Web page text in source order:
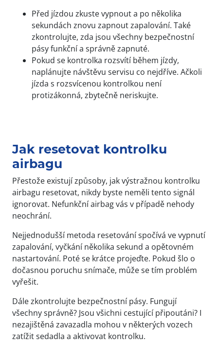
Před jízdou zkuste vypnout a po několika
sekundách znovu zapnout zapalování. Také
zkontrolujte, zda jsou všechny bezpečnostní
pásy funkční a správně zapnuté.
Pokud se kontrolka rozsvítí během jízdy,
naplánujte návštěvu servisu co nejdříve. Ačkoli
jízda s rozsvícenou kontrolkou není
protizákonná, zbytečně neriskujte.
Jak resetovat kontrolku
airbagu
Přestože existují způsoby, jak výstražnou kontrolku
airbagu resetovat, nikdy byste neměli tento signál
ignorovat. Nefunkční airbag vás v případě nehody
neochrání.
Nejjednodušší metoda resetování spočívá ve vypnutí
zapalování, vyčkání několika sekund a opětovném
nastartování. Poté se krátce projeďte. Pokud šlo o
dočasnou poruchu snímače, může se tím problém
vyřešit.
Dále zkontrolujte bezpečnostní pásy. Fungují
všechny správně? Jsou všichni cestující připoutáni? I
nezajištěná zavazadla mohou v některých vozech
zatížit sedadla a aktivovat kontrolku.